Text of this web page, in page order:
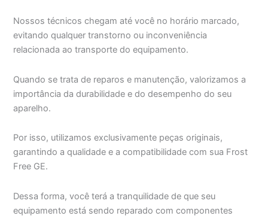
Nossos técnicos chegam até você no horário marcado,
evitando qualquer transtorno ou inconveniência
relacionada ao transporte do equipamento.
Quando se trata de reparos e manutenção, valorizamos a
importância da durabilidade e do desempenho do seu
aparelho.
Por isso, utilizamos exclusivamente peças originais,
garantindo a qualidade e a compatibilidade com sua Frost
Free GE.
Dessa forma, você terá a tranquilidade de que seu
equipamento está sendo reparado com componentes